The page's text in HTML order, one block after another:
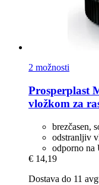
2 možnosti
Prosperplast
vložkom za
brezčasen,
odstranljiv
odporno na
€ 14,19
Dostava do 11